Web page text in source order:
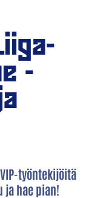
-
työntekijöitä
hae pian!